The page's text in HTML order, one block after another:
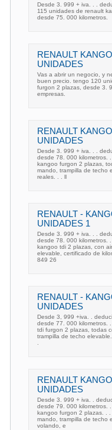
Desde 3. 999 + iva. . .
115 unidades de renault
desde 75. 000 kilometros.
RENAULT
UNIDADES
Vas a abrir un negocio, y
buen precio. tengo 120
furgon 2 plazas, desde 3.
empresas.
RENAULT
UNIDADES
Desde 3. 999 + iva. . .
desde 78. 000 kilometros.
kangoo furgon 2 plazas,
mando, trampilla de techo
reales. . . ll
RENAULT -
UNIDADES 1
Desde 3. 999 + iva. . .
desde 78. 000 kilometros.
kangoo tdi 2 plazas, con
elevable, certificado de
849 26
RENAULT -
UNIDADES
Desde 3, 999 +iva. .
desde 77. 000 kilometros.
tdi furgon 2 plazas, todas
trampilla de techo
.
RENAULT
UNIDADES
Desde 3. 999 + iva. .
desde 79. 000 kilometros.
kangoo furgon 2 plazas. .
mando, trampilla de techo
volando, e